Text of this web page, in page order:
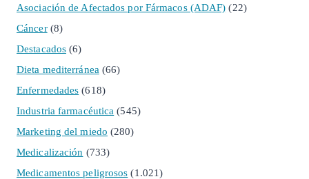
Asociación de Afectados por Fármacos (ADAF) (22)
Cáncer(8)
Destacados (6)
Dieta mediterránea (66)
Enfermedades (618)
Industria farmacéutica (545)
Marketing del miedo (280)
Medicalización (733)
Medicamentos peligrosos (1.021)